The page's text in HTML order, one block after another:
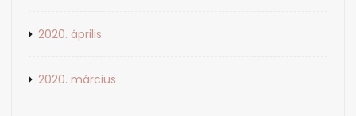
2020. április
2020. március